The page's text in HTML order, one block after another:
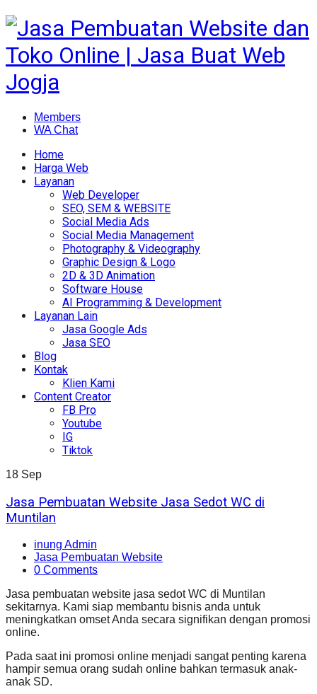
Members
WA Chat
Home
Harga Web
Layanan
Web Developer
SEO, SEM & WEBSITE
Social Media Ads
Social Media Management
Photography & Videography
Graphic Design & Logo
2D & 3D Animation
Software House
AI Programming & Development
Layanan Lain
Jasa Google Ads
Jasa SEO
Blog
Kontak
Klien Kami
Content Creator
FB Pro
Youtube
IG
Tiktok
18 Sep
Jasa Pembuatan Website Jasa Sedot WC di
Muntilan
inung Admin
Jasa Pembuatan Website
0 Comments
Jasa pembuatan website jasa sedot WC di Muntilan
sekitarnya. Kami siap membantu bisnis anda untuk
meningkatkan omset Anda secara signifikan dengan promosi
online.
Pada saat ini promosi online menjadi sangat penting karena
hampir semua orang sudah online bahkan termasuk anak-
anak SD.